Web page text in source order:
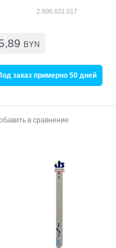
2.608.631.017
BYN
заказ примерно 50 дней
в сравнение